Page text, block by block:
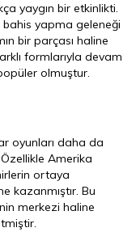
yaygın bir etkinlikti.
yapma geleneği
bir parçası haline
formlarıyla devam
olmuştur.
oyunları daha da
Amerika
ortaya
kazanmıştır. Bu
merkezi haline